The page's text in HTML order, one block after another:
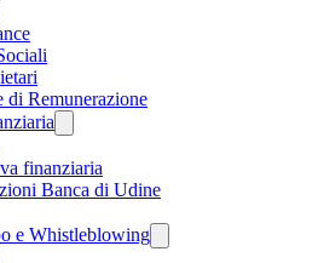
di Remunerazione
finanziaria
Banca di Udine
e Whistleblowing